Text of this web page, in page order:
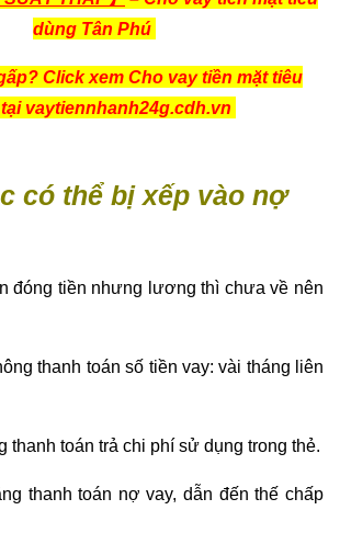
dùng Tân Phú
Click xem Cho vay tiền mặt tiêu
vaytiennhanh24g.cdh.vn
có thể bị xếp vào nợ
đóng tiền nhưng lương thì chưa về nên
thanh toán số tiền vay: vài tháng liên
thanh toán trả chi phí sử dụng trong thẻ.
thanh toán nợ vay, dẫn đến thế chấp